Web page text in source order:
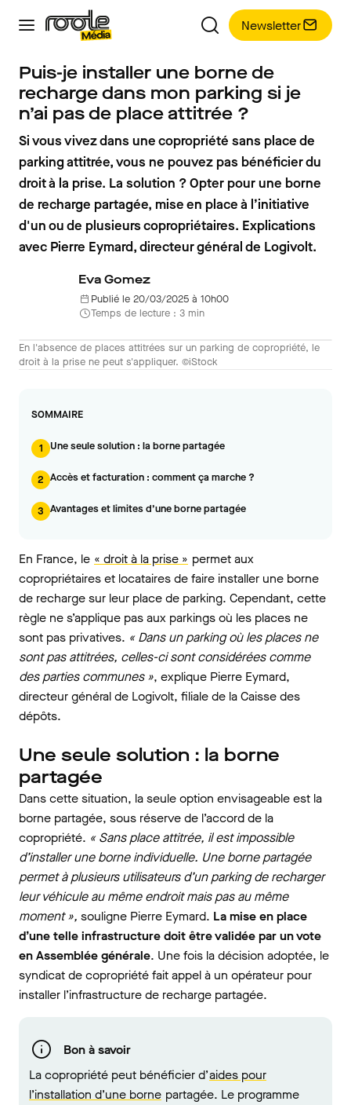
Newsletter
Puis-je installer une borne de
recharge dans mon parking si je
n’ai pas de place attitrée ?
Si vous vivez dans une copropriété sans place de
parking attitrée, vous ne pouvez pas bénéficier du
droit à la prise. La solution ? Opter pour une borne
de recharge partagée, mise en place à l’initiative
d'un ou de plusieurs copropriétaires. Explications
avec Pierre Eymard, directeur général de Logivolt.
Eva Gomez
Publié le 20/03/2025 à 10h00
Temps de lecture : 3 min
En l'absence de places attitrées sur un parking de copropriété, le
droit à la prise ne peut s'appliquer. ©iStock
SOMMAIRE
1 Une seule solution : la borne partagée
2 Accès et facturation : comment ça marche ?
3 Avantages et limites d’une borne partagée
En France, le « droit à la prise » permet aux
copropriétaires et locataires de faire installer une borne
de recharge sur leur place de parking. Cependant, cette
règle ne s’applique pas aux parkings où les places ne
sont pas privatives. « Dans un parking où les places ne
sont pas attitrées, celles-ci sont considérées comme
des parties communes », explique Pierre Eymard,
directeur général de Logivolt, filiale de la Caisse des
dépôts.
Une seule solution : la borne
partagée
Dans cette situation, la seule option envisageable est la
borne partagée, sous réserve de l’accord de la
copropriété. « Sans place attitrée, il est impossible
d’installer une borne individuelle. Une borne partagée
permet à plusieurs utilisateurs d’un parking de recharger
leur véhicule au même endroit mais pas au même
moment », souligne Pierre Eymard. La mise en place
d’une telle infrastructure doit être validée par un vote
en Assemblée générale. Une fois la décision adoptée, le
syndicat de copropriété fait appel à un opérateur pour
installer l’infrastructure de recharge partagée.
Bon à savoir
La copropriété peut bénéficier d’aides pour
l’installation d’une borne partagée. Le programme